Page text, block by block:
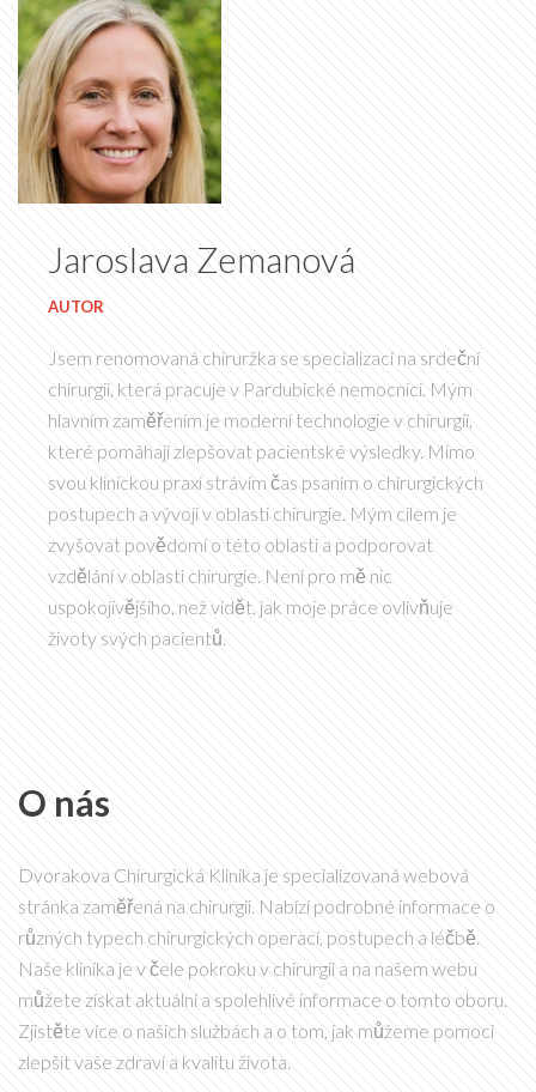
Jaroslava Zemanová
AUTOR
Jsem renomovaná chiruržka se specializací na srdeční
chirurgii, která pracuje v Pardubické nemocnici. Mým
hlavním zaměřením je moderní technologie v chirurgii,
které pomáhají zlepšovat pacientské výsledky. Mimo
svou klinickou praxi strávím čas psaním o chirurgických
postupech a vývoji v oblasti chirurgie. Mým cílem je
zvyšovat povědomí o této oblasti a podporovat
vzdělání v oblasti chirurgie. Není pro mě nic
uspokojivějšího, než vidět, jak moje práce ovlivňuje
životy svých pacientů.
O nás
Dvorakova Chirurgická Klinika je specializovaná webová
stránka zaměřená na chirurgii. Nabízí podrobné informace o
různých typech chirurgických operací, postupech a léčbě.
Naše klinika je v čele pokroku v chirurgii a na našem webu
můžete získat aktuální a spolehlivé informace o tomto oboru.
Zjistěte více o našich službách a o tom, jak můžeme pomoci
zlepšit vaše zdraví a kvalitu života.